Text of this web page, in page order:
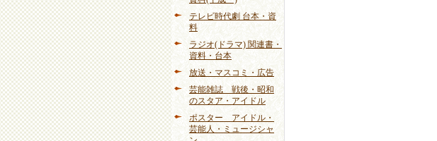
テレビ時代劇 台本・資
料
ラジオ(ドラマ) 関連書・
資料・台本
放送・マスコミ・広告
芸能雑誌 戦後・昭和
のスタア・アイドル
ポスター アイドル・
芸能人・ミュージシャ